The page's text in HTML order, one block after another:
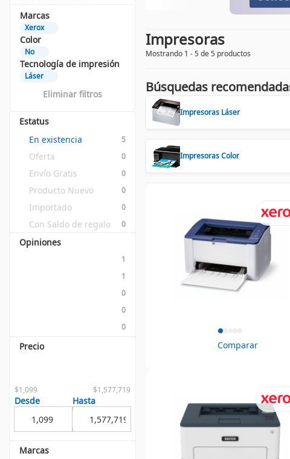
Marcas
Xerox
Color
No
Tecnología de impresión
Láser
Eliminar filtros
Estatus
En existencia
5
Oferta 0
Envío Gratis 0
Producto Nuevo 0
Importado 0
Con Saldo de regalo 0
Opiniones
1
1
0
0
0
Precio
$1,099 $1,577,719
Desde Hasta
Marcas
Impresoras
Mostrando 1 - 5 de 5 productos
Búsquedas
Impresoras Láser
Impresoras Color
Comparar